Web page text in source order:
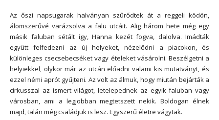
Az őszi napsugarak halványan szűrődtek át a reggeli ködön,
álomszerűvé varázsolva a falu utcáit. Alig három hete még egy
másik faluban sétált így, Hanna kezét fogva, dalolva. Imádták
együtt felfedezni az új helyeket, nézelődni a piacokon, és
különleges csecsebecséket vagy ételeket vásárolni. Beszélgetni a
helyiekkel, olykor már az utcán előadni valami kis mutatványt, és
ezzel némi aprót gyűjteni. Az volt az álmuk, hogy miután bejárták a
cirkusszal az ismert világot, letelepednek az egyik faluban vagy
városban, ami a legjobban megtetszett nekik. Boldogan élnek
majd, talán még családjuk is lesz. Egyszerű életre vágytak.